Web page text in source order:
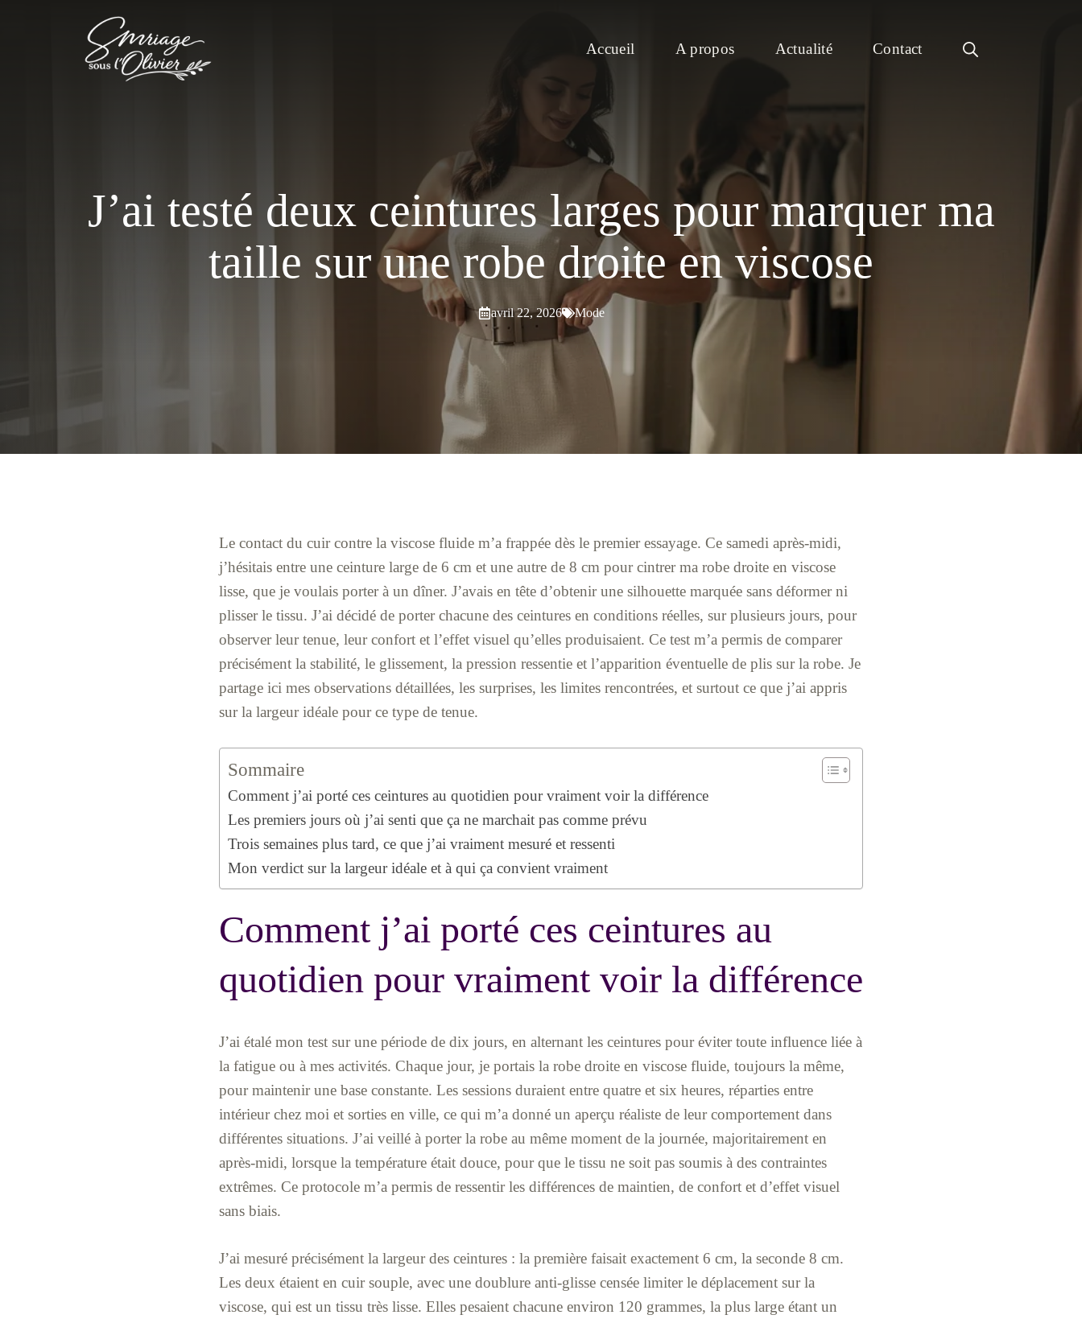
Accueil A propos Actualité Contact
J’ai testé deux ceintures larges pour marquer ma
taille sur une robe droite en viscose
avril 22, 2026 Mode
Le contact du cuir contre la viscose fluide m’a frappée dès le premier essayage. Ce samedi après-midi,
j’hésitais entre une ceinture large de 6 cm et une autre de 8 cm pour cintrer ma robe droite en viscose
lisse, que je voulais porter à un dîner. J’avais en tête d’obtenir une silhouette marquée sans déformer ni
plisser le tissu. J’ai décidé de porter chacune des ceintures en conditions réelles, sur plusieurs jours, pour
observer leur tenue, leur confort et l’effet visuel qu’elles produisaient. Ce test m’a permis de comparer
précisément la stabilité, le glissement, la pression ressentie et l’apparition éventuelle de plis sur la robe. Je
partage ici mes observations détaillées, les surprises, les limites rencontrées, et surtout ce que j’ai appris
sur la largeur idéale pour ce type de tenue.
Sommaire
Comment j’ai porté ces ceintures au quotidien pour vraiment voir la différence
Les premiers jours où j’ai senti que ça ne marchait pas comme prévu
Trois semaines plus tard, ce que j’ai vraiment mesuré et ressenti
Mon verdict sur la largeur idéale et à qui ça convient vraiment
Comment j’ai porté ces ceintures au
quotidien pour vraiment voir la différence
J’ai étalé mon test sur une période de dix jours, en alternant les ceintures pour éviter toute influence liée à
la fatigue ou à mes activités. Chaque jour, je portais la robe droite en viscose fluide, toujours la même,
pour maintenir une base constante. Les sessions duraient entre quatre et six heures, réparties entre
intérieur chez moi et sorties en ville, ce qui m’a donné un aperçu réaliste de leur comportement dans
différentes situations. J’ai veillé à porter la robe au même moment de la journée, majoritairement en
après-midi, lorsque la température était douce, pour que le tissu ne soit pas soumis à des contraintes
extrêmes. Ce protocole m’a permis de ressentir les différences de maintien, de confort et d’effet visuel
sans biais.
J’ai mesuré précisément la largeur des ceintures : la première faisait exactement 6 cm, la seconde 8 cm.
Les deux étaient en cuir souple, avec une doublure anti-glisse censée limiter le déplacement sur la
viscose, qui est un tissu très lisse. Elles pesaient chacune environ 120 grammes, la plus large étant un